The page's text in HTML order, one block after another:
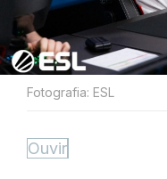
Fotografia: ESL
Ouvir